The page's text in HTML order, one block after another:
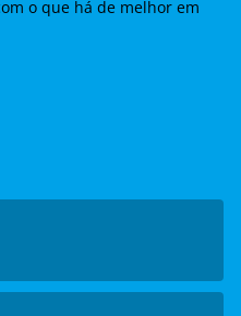
o que há de melhor em